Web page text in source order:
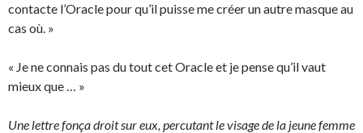
contacte l’Oracle pour qu’il puisse me créer un autre masque au
cas où. »
« Je ne connais pas du tout cet Oracle et je pense qu’il vaut
mieux que … »
Une lettre fonça droit sur eux, percutant le visage de la jeune femme